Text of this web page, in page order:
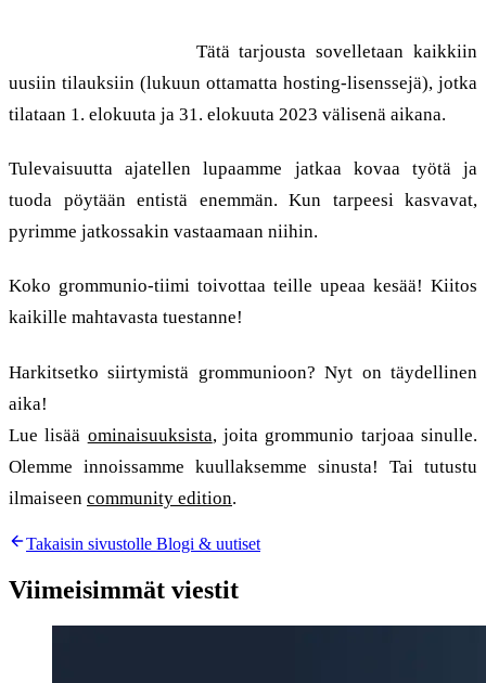
Tätä tarjousta sovelletaan kaikkiin
uusiin tilauksiin (lukuun ottamatta hosting-lisenssejä), jotka
tilataan 1. elokuuta ja 31. elokuuta 2023 välisenä aikana.
Tulevaisuutta ajatellen lupaamme jatkaa kovaa työtä ja
tuoda pöytään entistä enemmän. Kun tarpeesi kasvavat,
pyrimme jatkossakin vastaamaan niihin.
Koko grommunio-tiimi toivottaa teille upeaa kesää! Kiitos
kaikille mahtavasta tuestanne!
Harkitsetko siirtymistä grommunioon? Nyt on täydellinen
aika!
Lue lisää ominaisuuksista, joita grommunio tarjoaa sinulle.
Olemme innoissamme kuullaksemme sinusta! Tai tutustu
ilmaiseen community edition.
Takaisin sivustolle Blogi & uutiset
Viimeisimmät viestit